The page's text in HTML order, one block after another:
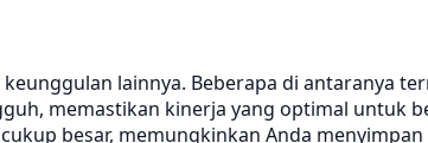
lainnya. Beberapa di antaranya
memastikan kinerja yang optimal untuk
besar, memungkinkan Anda